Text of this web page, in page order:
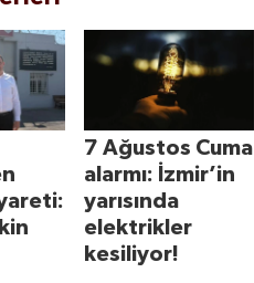
7 Ağustos Cuma
alarmı: İzmir’in
yarısında
elektrikler
kesiliyor!